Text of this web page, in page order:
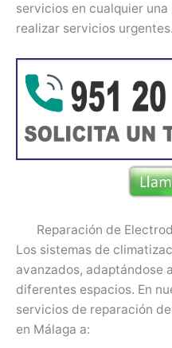
servicios en cualquier
realizar servicios urgentes.
Reparación de
Los sistemas de
avanzados, adaptándose
diferentes espacios. En
servicios de reparación
en Málaga a: